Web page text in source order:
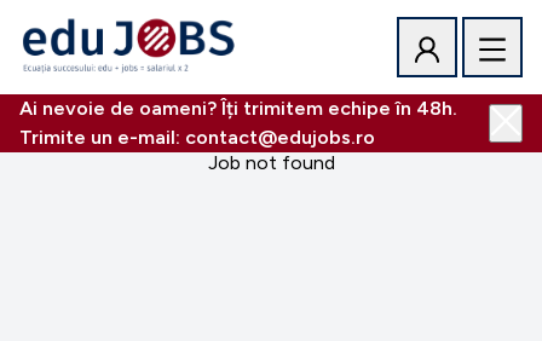
Ai nevoie de oameni? Îți trimitem echipe în 48h.
Trimite un e-mail: contact@edujobs.ro
Job not found